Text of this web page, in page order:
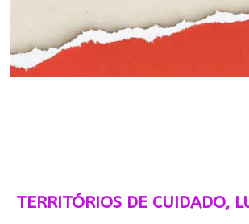
TERRITÓRIOS DE CUIDADO,